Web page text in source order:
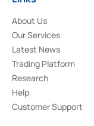
About Us
Our Services
Latest News
Trading Platform
Research
Help
Customer Support